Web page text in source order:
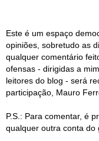
Este é um espaço
opiniões, sobretudo as
qualquer comentário
ofensas - dirigidas a
leitores do blog - será
participação, Mauro
P.S.: Para comentar, é
qualquer outra conta do